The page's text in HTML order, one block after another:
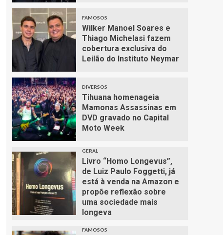
FAMOSOS
Wilker Manoel Soares e
Thiago Michelasi fazem
cobertura exclusiva do
Leilão do Instituto Neymar
DIVERSOS
Tihuana homenageia
Mamonas Assassinas em
DVD gravado no Capital
Moto Week
GERAL
Livro “Homo Longevus”,
de Luiz Paulo Foggetti, já
está à venda na Amazon e
propõe reflexão sobre
uma sociedade mais
longeva
FAMOSOS